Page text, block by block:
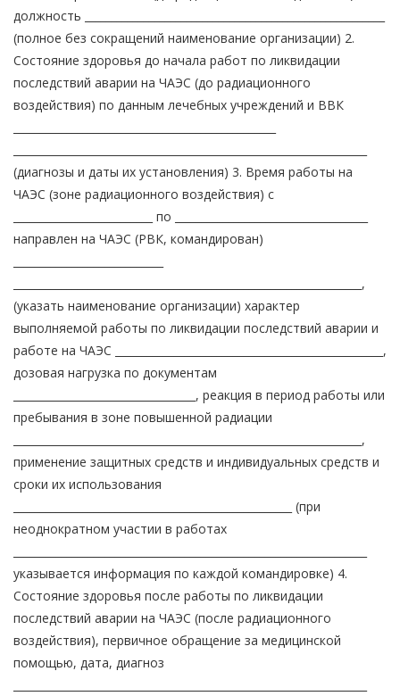
должность ________________________________________________________
(полное без сокращений наименование организации) 2.
Состояние здоровья до начала работ по ликвидации
последствий аварии на ЧАЭС (до радиационного
воздействия) по данным лечебных учреждений и ВВК
(диагнозы и даты их установления) 3. Время работы на
ЧАЭС (зоне радиационного воздействия) с
__________________________ по ____________________________________
направлен на ЧАЭС (РВК, командирован)
_________________________________________________________________,
(указать наименование организации) характер
выполняемой работы по ликвидации последствий аварии и
работе на ЧАЭС __________________________________________________,
дозовая нагрузка по документам
__________________________________, реакция в период работы или
пребывания в зоне повышенной радиации
_________________________________________________________________,
применение защитных средств и индивидуальных средств и
сроки их использования
____________________________________________________ (при
неоднократном участии в работах
указывается информация по каждой командировке) 4.
Состояние здоровья после работы по ликвидации
последствий аварии на ЧАЭС (после радиационного
воздействия), первичное обращение за медицинской
помощью, дата, диагноз